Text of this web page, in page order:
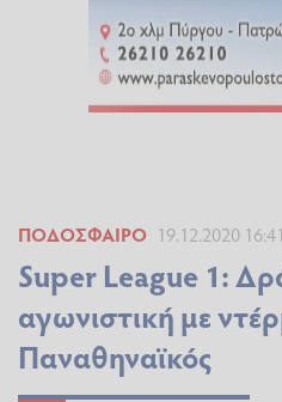
ΠΟΔΌΣΦΑΙΡΟ 19.12.2020 16:41
Super League 1:
αγωνιστική με
Παναθηναϊκός